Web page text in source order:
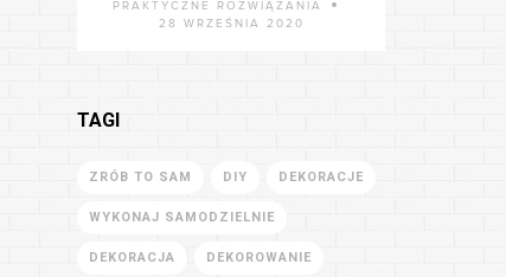
PRAKTYCZNE ROZWIĄZANIA
28 WRZEŚNIA 2020
TAGI
ZRÓB TO SAM DIY DEKORACJE
WYKONAJ SAMODZIELNIE
DEKORACJA DEKOROWANIE